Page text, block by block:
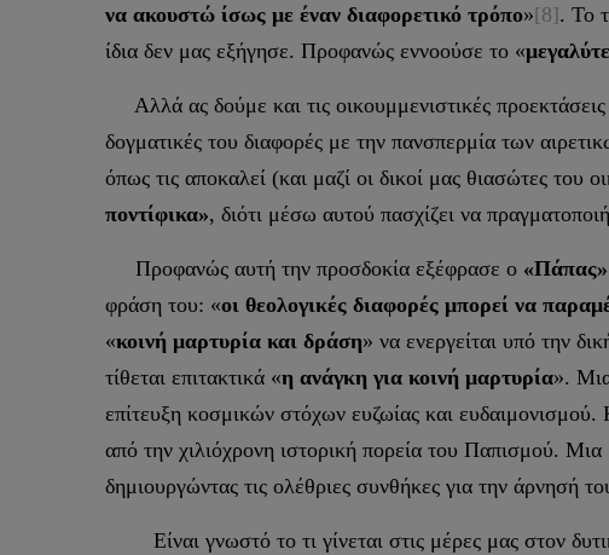
να ακουστώ ίσως με έναν διαφορετικό τρόπο»[8]. Το
ίδια δεν μας εξήγησε. Προφανώς εννοούσε το «
Αλλά ας δούμε και τις οικουμμενιστικές
δογματικές του διαφορές με την πανσπερμία των
όπως τις αποκαλεί (και μαζί οι δικοί μας θιασώτες του
ποντίφικα», διότι μέσω αυτού πασχίζει να
Προφανώς αυτή την προσδοκία εξέφρασε ο
φράση του: «οι θεολογικές διαφορές μπορεί να
«κοινή μαρτυρία και δράση» να ενεργείται υπό την
τίθεται επιτακτικά «η ανάγκη για κοινή μαρτυρία».
επίτευξη κοσμικών στόχων ευζωίας και ευδαιμονισμού.
από την χιλιόχρονη ιστορική πορεία του Παπισμού. Μια
δημιουργώντας τις ολέθριες συνθήκες για την άρνησή
Είναι γνωστό το τι γίνεται στις μέρες μας στον